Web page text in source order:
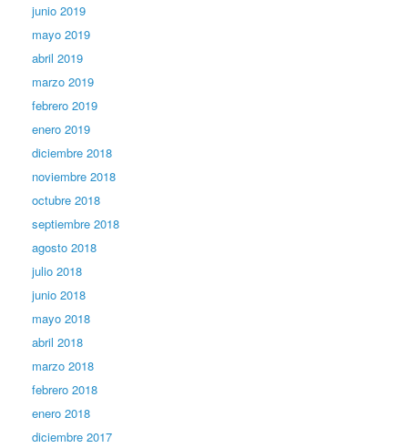
junio 2019
mayo 2019
abril 2019
marzo 2019
febrero 2019
enero 2019
diciembre 2018
noviembre 2018
octubre 2018
septiembre 2018
agosto 2018
julio 2018
junio 2018
mayo 2018
abril 2018
marzo 2018
febrero 2018
enero 2018
diciembre 2017